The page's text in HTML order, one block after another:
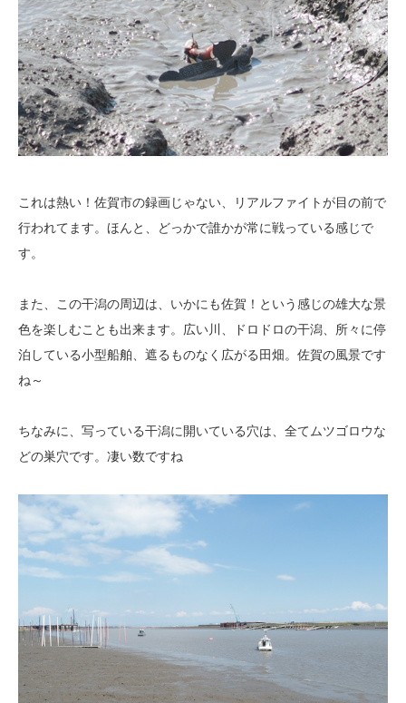
これは熱い！佐賀市の録画じゃない、リアルファイトが目の前で
行われてます。ほんと、どっかで誰かが常に戦っている感じで
す。
また、この干潟の周辺は、いかにも佐賀！という感じの雄大な景
色を楽しむことも出来ます。広い川、ドロドロの干潟、所々に停
泊している小型船舶、遮るものなく広がる田畑。佐賀の風景です
ね～
ちなみに、写っている干潟に開いている穴は、全てムツゴロウな
どの巣穴です。凄い数ですね